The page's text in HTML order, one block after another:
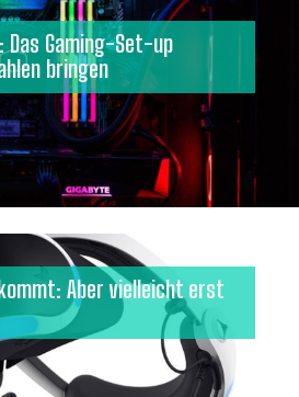
Das Gaming-Set-up
bringen
Aber vielleicht erst